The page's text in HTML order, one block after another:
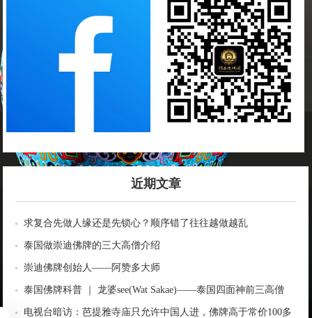
近期文章
求复合先做人缘还是先锁心？顺序错了往往越做越乱
泰国做崇迪佛牌的三大高僧介绍
崇迪佛牌创始人——阿赞多大师
泰国佛牌科普 ｜ 龙婆see(Wat Sakae)——泰国四面神前三高僧
电视台暗访：芭提雅寺庙只允许中国人进，佛牌高于常价100多